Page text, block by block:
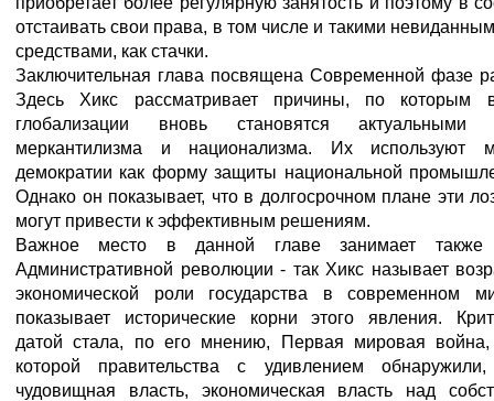
отстаивать свои права, в том числе и такими
средствами, как стачки.
Заключительная глава посвящена Современной фазе
Здесь Хикс рассматривает причины, по которым
глобализации вновь становятся актуальными
меркантилизма и национализма. Их используют
демократии как форму защиты национальной
Однако он показывает, что в долгосрочном плане эти
могут привести к эффективным решениям.
Важное место в данной главе занимает также
Административной революции - так Хикс называет
экономической роли государства в современном
показывает исторические корни этого явления.
датой стала, по его мнению, Первая мировая
которой правительства с удивлением обнаружили,
чудовищная власть, экономическая власть над